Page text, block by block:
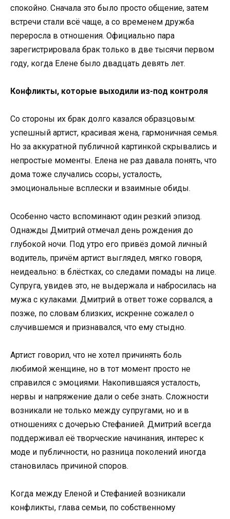
спокойно. Сначала это было просто общение, затем
встречи стали всё чаще, а со временем дружба
переросла в отношения. Официально пара
зарегистрировала брак только в две тысячи первом
году, когда Елене было двадцать девять лет.
Конфликты, которые выходили из-под контроля
Со стороны их брак долго казался образцовым:
успешный артист, красивая жена, гармоничная семья.
Но за аккуратной публичной картинкой скрывались и
непростые моменты. Елена не раз давала понять, что
дома тоже случались ссоры, усталость,
эмоциональные всплески и взаимные обиды.
Особенно часто вспоминают один резкий эпизод.
Однажды Дмитрий отмечал день рождения до
глубокой ночи. Под утро его привёз домой личный
водитель, причём артист выглядел, мягко говоря,
неидеально: в блёстках, со следами помады на лице.
Супруга, увидев это, не выдержала и набросилась на
мужа с кулаками. Дмитрий в ответ тоже сорвался, а
позже, по словам близких, искренне сожалел о
случившемся и признавался, что ему стыдно.
Артист говорил, что не хотел причинять боль
любимой женщине, но в тот момент просто не
справился с эмоциями. Накопившаяся усталость,
нервы и напряжение дали о себе знать. Сложности
возникали не только между супругами, но и в
отношениях с дочерью Стефанией. Дмитрий всегда
поддерживал её творческие начинания, интерес к
моде и публичности, но разница поколений иногда
становилась причиной споров.
Когда между Еленой и Стефанией возникали
конфликты, глава семьи, по собственному